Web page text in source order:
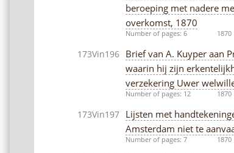
beroeping met nadere
overkomst, 1870
Number of pages: 6 1870
173Vin196
Brief van A. Kuyper aan
waarin hij zijn
verzekering Uwer
Number of pages: 12 1870
173Vin197
Lijsten met
Amsterdam niet te
Number of pages: 7 1870